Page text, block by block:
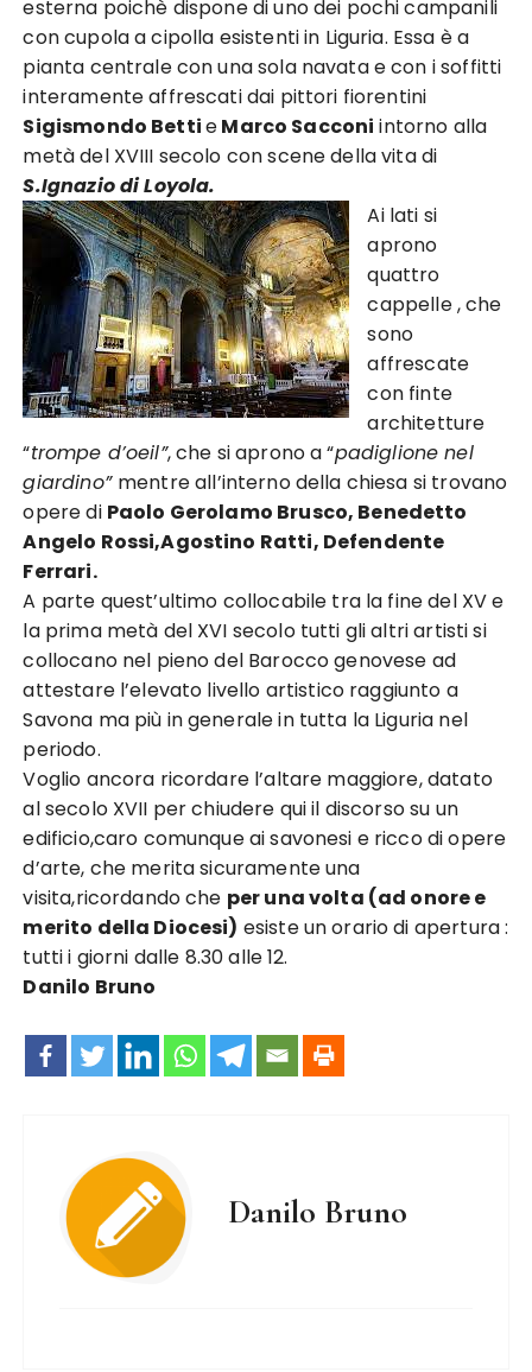
esterna poichè dispone di uno dei pochi campanili
con cupola a cipolla esistenti in Liguria. Essa è a
pianta centrale con una sola navata e con i soffitti
interamente affrescati dai pittori fiorentini
Sigismondo BettieMarco Sacconi intorno alla
metà del XVIII secolo con scene della vita di
S.Ignazio di Loyola.
Ai lati si
aprono
quattro
cappelle , che
sono
affrescate
con finte
architetture
“trompe d’oeil”, che si aprono a “padiglione nel
giardino” mentre all’interno della chiesa si trovano
opere di Paolo Gerolamo Brusco, Benedetto
Angelo Rossi,Agostino Ratti, Defendente
Ferrari.
A parte quest’ultimo collocabile tra la fine del XV e
la prima metà del XVI secolo tutti gli altri artisti si
collocano nel pieno del Barocco genovese ad
attestare l’elevato livello artistico raggiunto a
Savona ma più in generale in tutta la Liguria nel
periodo.
Voglio ancora ricordare l’altare maggiore, datato
al secolo XVII per chiudere qui il discorso su un
edificio,caro comunque ai savonesi e ricco di opere
d’arte, che merita sicuramente una
visita,ricordando che per una volta (ad onore e
merito della Diocesi) esiste un orario di apertura :
tutti i giorni dalle 8.30 alle 12.
Danilo Bruno
Danilo Bruno